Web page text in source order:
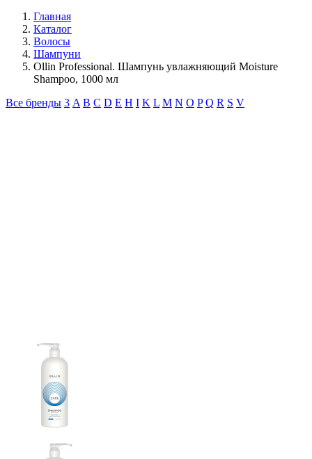
Главная
Каталог
Волосы
Шампуни
Ollin Professional. Шампунь увлажняющий Moisture
Shampoo, 1000 мл
Все бренды 3 A B C D E H I K L M N O P Q R S V